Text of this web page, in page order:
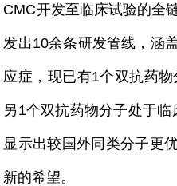
CMC开发至临床试验的全
发出10余条研发管线，涵
应症，现已有1个双抗药物
另1个双抗药物分子处于
显示出较国外同类分子更
新的希望。